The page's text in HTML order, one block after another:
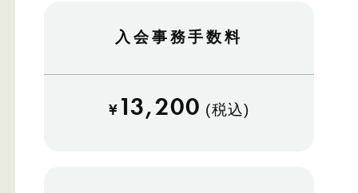
入会事務手数料
¥ 13,200 (税込)